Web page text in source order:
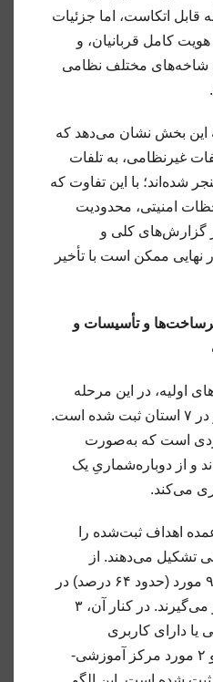
قابل اتکاست، اما جزئیات
کامل قربانیان، و
شاخه‌های مختلف نظامی
این بخش نشان می‌دهد که
غیرنظامی، به تلفات
شده‌اند؛ با این تفاوت که
امنیتی، محدودیت
گزارش‌های کلی و
نهایی ممکن است با تأخیر
و تأسیسات و
اولیه، در این مرحله
دست‌کم ۱۴ هدف متمایز در ۷ استان ثبت شده است.
است که به‌صورت
و از دوباره‌شماریِ یک
می‌کند.
اهداف ثبت‌شده را
تشکیل می‌دهند. از
مجموع اهداف ثبت‌شده، ۹ مورد (حدود ۶۴ درصد) در
دسته اهداف نظامی قرار می‌گیرند. در کنار آن، ۳
دارای کاربری
دوگانه (حدود ۲۱ درصد) و ۲ مورد مرکز آموزشی-